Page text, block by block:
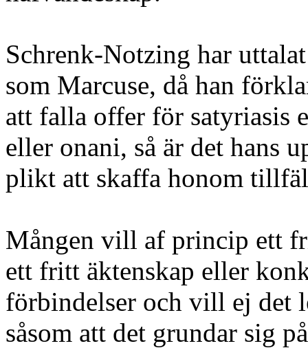
Schrenk-Notzing har
som Marcuse, då han
att falla offer för satyriasis
eller onani, så är det hans
plikt att skaffa honom
Mången vill af princip ett
ett fritt äktenskap eller
förbindelser och vill ej det
såsom att det grundar sig